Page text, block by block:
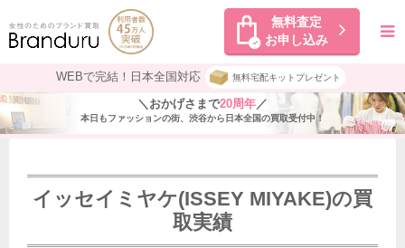
無料査定
お申し込み
WEBで完結！日本全国対応 無料宅配キットプレゼント
＼おかげさまで20周年／
本日もファッションの街、渋谷から日本全国の買取受付中！
イッセイミヤケ(ISSEY MIYAKE)の買
取実績